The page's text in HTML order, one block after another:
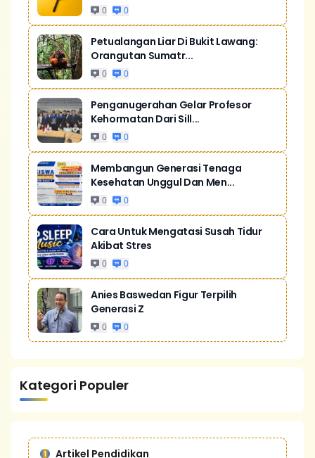
0 0
Petualangan Liar Di Bukit Lawang:
Orangutan Sumatr...
0 0
Penganugerahan Gelar Profesor
Kehormatan Dari Sill...
0 0
Membangun Generasi Tenaga
Kesehatan Unggul Dan Men...
0 0
Cara Untuk Mengatasi Susah Tidur
Akibat Stres
0 0
Anies Baswedan Figur Terpilih
Generasi Z
0 0
Kategori Populer
Artikel Pendidikan